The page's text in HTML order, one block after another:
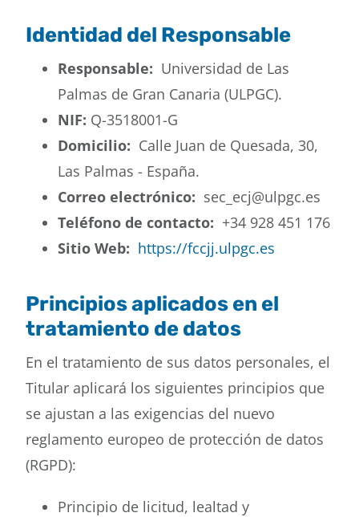
Identidad del Responsable
Responsable: Universidad de Las
Palmas de Gran Canaria (ULPGC).
NIF: Q-3518001-G
Domicilio: Calle Juan de Quesada, 30,
Las Palmas - España.
Correo electrónico: sec_ecj@ulpgc.es
Teléfono de contacto: +34 928 451 176
Sitio Web: https://fccjj.ulpgc.es
Principios aplicados en el
tratamiento de datos
En el tratamiento de sus datos personales, el
Titular aplicará los siguientes principios que
se ajustan a las exigencias del nuevo
reglamento europeo de protección de datos
(RGPD):
Principio de licitud, lealtad y